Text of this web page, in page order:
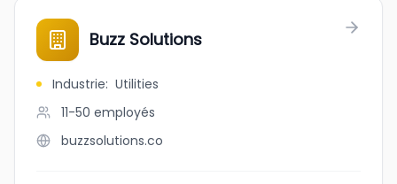
Buzz Solutions
Industrie: Utilities
11-50 employés
buzzsolutions.co